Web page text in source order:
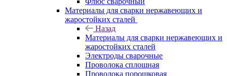
Материалы для сварки нержавеющих и
жаростойких сталей
Назад
Материалы для сварки нержавеющих и
жаростойких сталей
Электроды сварочные
Проволока сплошная
Проволока порошковая